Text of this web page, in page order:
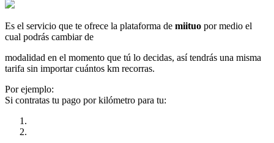
Es el servicio que te ofrece la plataforma de miituo por medio el
cual podrás cambiar de
modalidad en el momento que tú lo decidas, así tendrás una misma
tarifa sin importar cuántos km recorras.
Por ejemplo:
Si contratas tu pago por kilómetro para tu: